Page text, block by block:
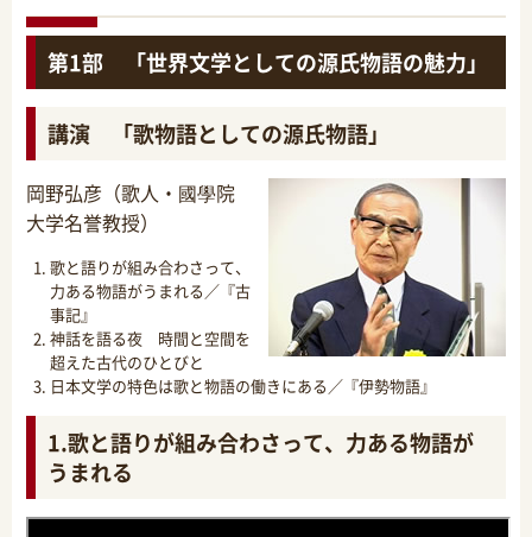
第1部 「世界文学としての源氏物語の魅力」
講演 「歌物語としての源氏物語」
岡野弘彦（歌人・國學院
大学名誉教授）
歌と語りが組み合わさって、
力ある物語がうまれる／『古
事記』
神話を語る夜 時間と空間を
超えた古代のひとびと
日本文学の特色は歌と物語の働きにある／『伊勢物語』
1.歌と語りが組み合わさって、力ある物語が
うまれる